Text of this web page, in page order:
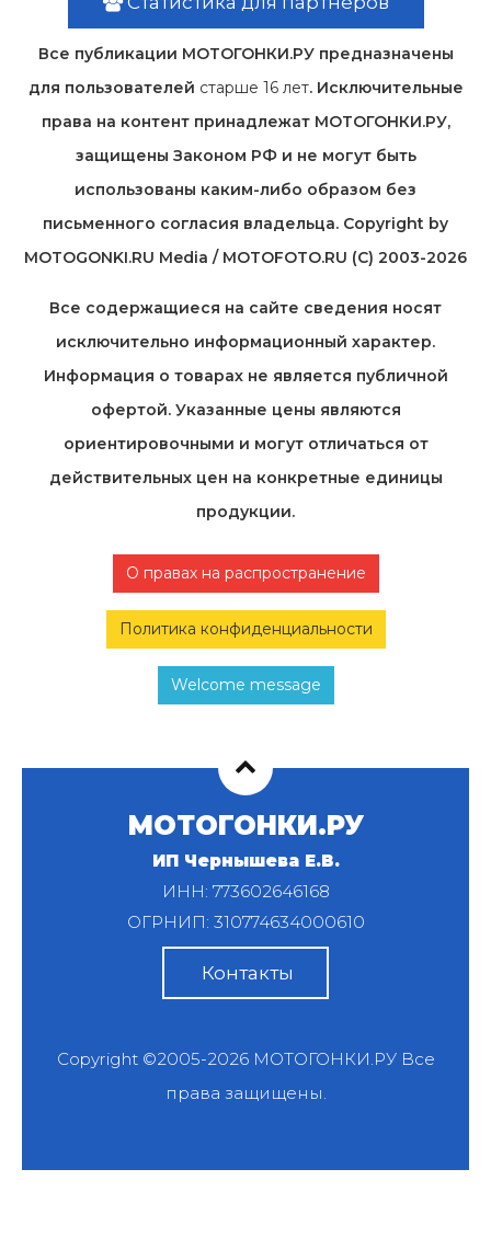
Все публикации МОТОГОНКИ.РУ предназначены
для пользователей старше 16 лет. Исключительные
права на контент принадлежат МОТОГОНКИ.РУ,
защищены Законом РФ и не могут быть
использованы каким-либо образом без
письменного согласия владельца. Copyright by
MOTOGONKI.RU Media / MOTOFOTO.RU (C) 2003-2026
Все содержащиеся на cайте сведения носят
исключительно информационный характер.
Информация о товарах не является публичной
офертой. Указанные цены являются
ориентировочными и могут отличаться от
действительных цен на конкретные единицы
продукции.
О правах на распространение
Политика конфиденциальности
Welcome message
МОТОГОНКИ.РУ
ИП Чернышева Е.В.
ИНН: 773602646168
ОГРНИП: 310774634000610
Контакты
Copyright ©2005-2026 МОТОГОНКИ.РУВсе
права защищены.